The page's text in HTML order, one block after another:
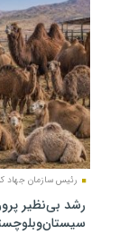
رئیس سازمان جهاد
رشد بی‌نظیر